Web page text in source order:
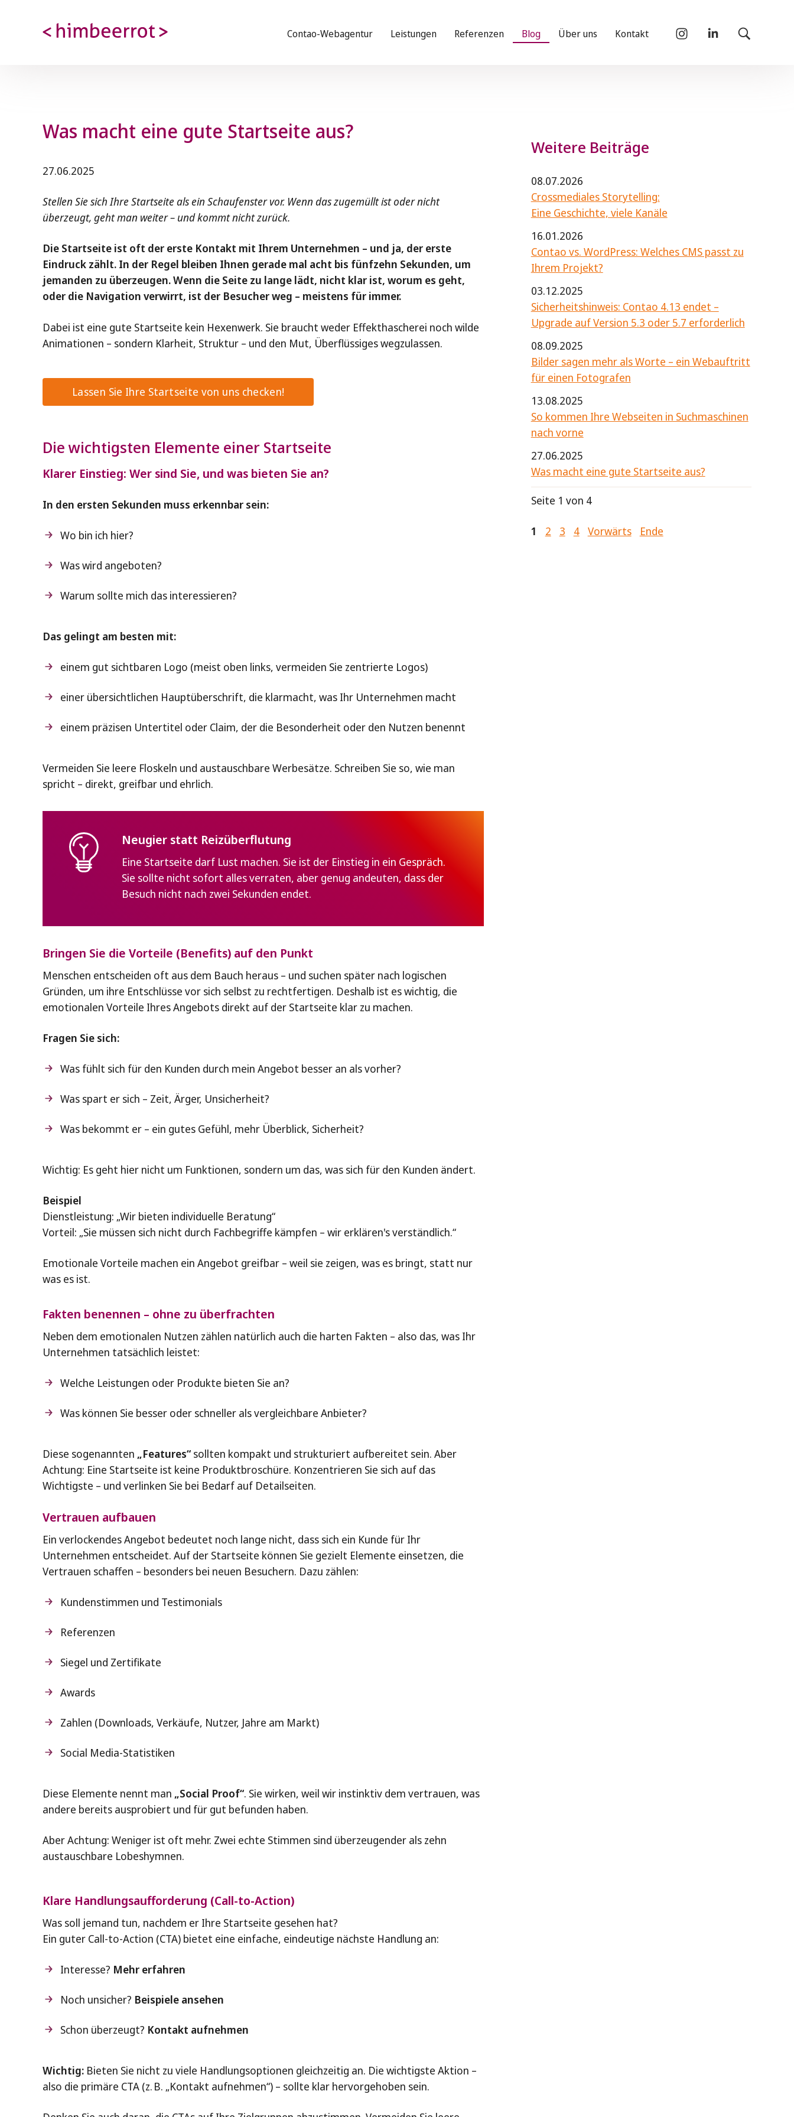
Contao-Webagentur Leistungen Referenzen Blog Über uns Kontakt
Was macht eine gute Startseite aus?
27.06.2025
Stellen Sie sich Ihre Startseite als ein Schaufenster vor. Wenn das zugemüllt ist oder nicht
überzeugt, geht man weiter – und kommt nicht zurück.
Die Startseite ist oft der erste Kontakt mit Ihrem Unternehmen – und ja, der erste
Eindruck zählt. In der Regel bleiben Ihnen gerade mal acht bis fünfzehn Sekunden, um
jemanden zu überzeugen. Wenn die Seite zu lange lädt, nicht klar ist, worum es geht,
oder die Navigation verwirrt, ist der Besucher weg – meistens für immer.
Dabei ist eine gute Startseite kein Hexenwerk. Sie braucht weder Effekthascherei noch wilde
Animationen – sondern Klarheit, Struktur – und den Mut, Überflüssiges wegzulassen.
Lassen Sie Ihre Startseite von uns checken!
Die wichtigsten Elemente einer Startseite
Klarer Einstieg: Wer sind Sie, und was bieten Sie an?
In den ersten Sekunden muss erkennbar sein:
Wo bin ich hier?
Was wird angeboten?
Warum sollte mich das interessieren?
Das gelingt am besten mit:
einem gut sichtbaren Logo (meist oben links, vermeiden Sie zentrierte Logos)
einer übersichtlichen Hauptüberschrift, die klarmacht, was Ihr Unternehmen macht
einem präzisen Untertitel oder Claim, der die Besonderheit oder den Nutzen benennt
Vermeiden Sie leere Floskeln und austauschbare Werbesätze. Schreiben Sie so, wie man
spricht – direkt, greifbar und ehrlich.
Neugier statt Reizüberflutung
Eine Startseite darf Lust machen. Sie ist der Einstieg in ein Gespräch.
Sie sollte nicht sofort alles verraten, aber genug andeuten, dass der
Besuch nicht nach zwei Sekunden endet.
Bringen Sie die Vorteile (Benefits) auf den Punkt
Menschen entscheiden oft aus dem Bauch heraus – und suchen später nach logischen
Gründen, um ihre Entschlüsse vor sich selbst zu rechtfertigen. Deshalb ist es wichtig, die
emotionalen Vorteile Ihres Angebots direkt auf der Startseite klar zu machen.
Fragen Sie sich:
Was fühlt sich für den Kunden durch mein Angebot besser an als vorher?
Was spart er sich – Zeit, Ärger, Unsicherheit?
Was bekommt er – ein gutes Gefühl, mehr Überblick, Sicherheit?
Wichtig: Es geht hier nicht um Funktionen, sondern um das, was sich für den Kunden ändert.
Beispiel
Dienstleistung: „Wir bieten individuelle Beratung“
Vorteil: „Sie müssen sich nicht durch Fachbegriffe kämpfen – wir erklären's verständlich.“
Emotionale Vorteile machen ein Angebot greifbar – weil sie zeigen, was es bringt, statt nur
was es ist.
Fakten benennen – ohne zu überfrachten
Neben dem emotionalen Nutzen zählen natürlich auch die harten Fakten – also das, was Ihr
Unternehmen tatsächlich leistet:
Welche Leistungen oder Produkte bieten Sie an?
Was können Sie besser oder schneller als vergleichbare Anbieter?
Diese sogenannten „Features“ sollten kompakt und strukturiert aufbereitet sein. Aber
Achtung: Eine Startseite ist keine Produktbroschüre. Konzentrieren Sie sich auf das
Wichtigste – und verlinken Sie bei Bedarf auf Detailseiten.
Vertrauen aufbauen
Ein verlockendes Angebot bedeutet noch lange nicht, dass sich ein Kunde für Ihr
Unternehmen entscheidet. Auf der Startseite können Sie gezielt Elemente einsetzen, die
Vertrauen schaffen – besonders bei neuen Besuchern. Dazu zählen:
Kundenstimmen und Testimonials
Referenzen
Siegel und Zertifikate
Awards
Zahlen (Downloads, Verkäufe, Nutzer, Jahre am Markt)
Social Media-Statistiken
Diese Elemente nennt man „Social Proof“. Sie wirken, weil wir instinktiv dem vertrauen, was
andere bereits ausprobiert und für gut befunden haben.
Aber Achtung: Weniger ist oft mehr. Zwei echte Stimmen sind überzeugender als zehn
austauschbare Lobeshymnen.
Klare Handlungsaufforderung (Call-to-Action)
Was soll jemand tun, nachdem er Ihre Startseite gesehen hat?
Ein guter Call-to-Action (CTA) bietet eine einfache, eindeutige nächste Handlung an:
Interesse? Mehr erfahren
Noch unsicher? Beispiele ansehen
Schon überzeugt? Kontakt aufnehmen
Wichtig: Bieten Sie nicht zu viele Handlungsoptionen gleichzeitig an. Die wichtigste Aktion –
also die primäre CTA (z. B. „Kontakt aufnehmen“) – sollte klar hervorgehoben sein.
Weitere Beiträge
08.07.2026
Crossmediales Storytelling:
Eine Geschichte, viele Kanäle
16.01.2026
Contao vs. WordPress: Welches CMS passt zu
Ihrem Projekt?
03.12.2025
Sicherheitshinweis: Contao 4.13 endet –
Upgrade auf Version 5.3 oder 5.7 erforderlich
08.09.2025
Bilder sagen mehr als Worte – ein Webauftritt
für einen Fotografen
13.08.2025
So kommen Ihre Webseiten in Suchmaschinen
nach vorne
27.06.2025
Was macht eine gute Startseite aus?
Seite 1 von 4
1 2 3 4 Vorwärts Ende